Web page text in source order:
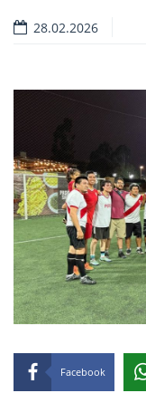
28.02.2026
Facebook